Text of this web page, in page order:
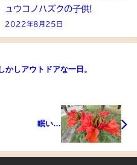
ュウコノハズクの子供!
2022年8月25日
かしアウトドアな一日。
眠い…